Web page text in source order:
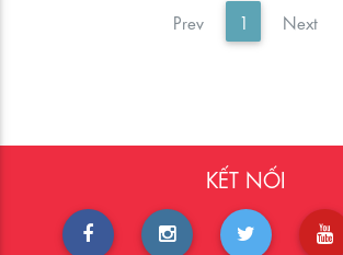
Prev« 1 Next»
KẾT NỐI